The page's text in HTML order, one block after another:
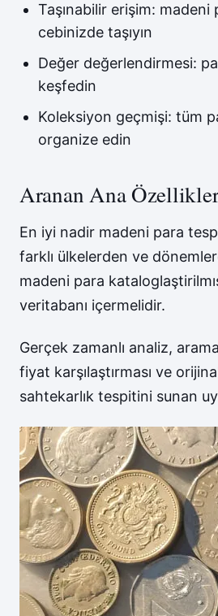
Taşınabilir erişim:
cebinizde taşıyın
Değer değerlendirmesi:
keşfedin
Koleksiyon geçmişi: tüm
organize edin
Aranan Ana
En iyi nadir madeni para
farklı ülkelerden ve
madeni para
veritabanı içermelidir.
Gerçek zamanlı analiz,
fiyat karşılaştırması ve
sahtekarlık tespitini sunan